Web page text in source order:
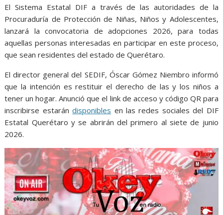
o
k
p
p
g
er
m
El Sistema Estatal DIF a través de las autoridades de la
Procuraduría de Protección de Niñas, Niños y Adolescentes,
lanzará la convocatoria de adopciones 2026, para todas
aquellas personas interesadas en participar en este proceso,
que sean residentes del estado de Querétaro.
El director general del SEDIF, Óscar Gómez Niembro informó
que la intención es restituir el derecho de las y los niños a
tener un hogar. Anunció que el link de acceso y código QR para
inscribirse estarándisponibles en las redes sociales del DIF
Estatal Querétaro y se abrirán del primero al siete de junio
2026.